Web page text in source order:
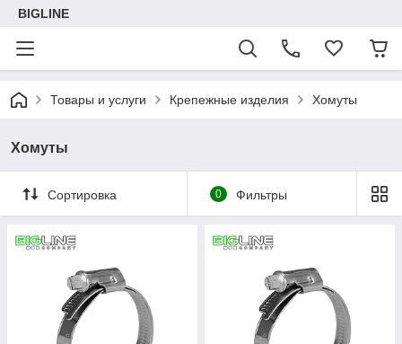
BIGLINE
Товары и услуги Крепежные изделия Хомуты
Хомуты
Сортировка 0 Фильтры